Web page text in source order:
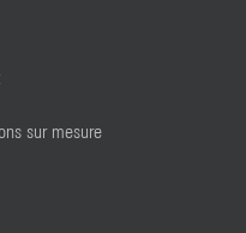
sur mesure